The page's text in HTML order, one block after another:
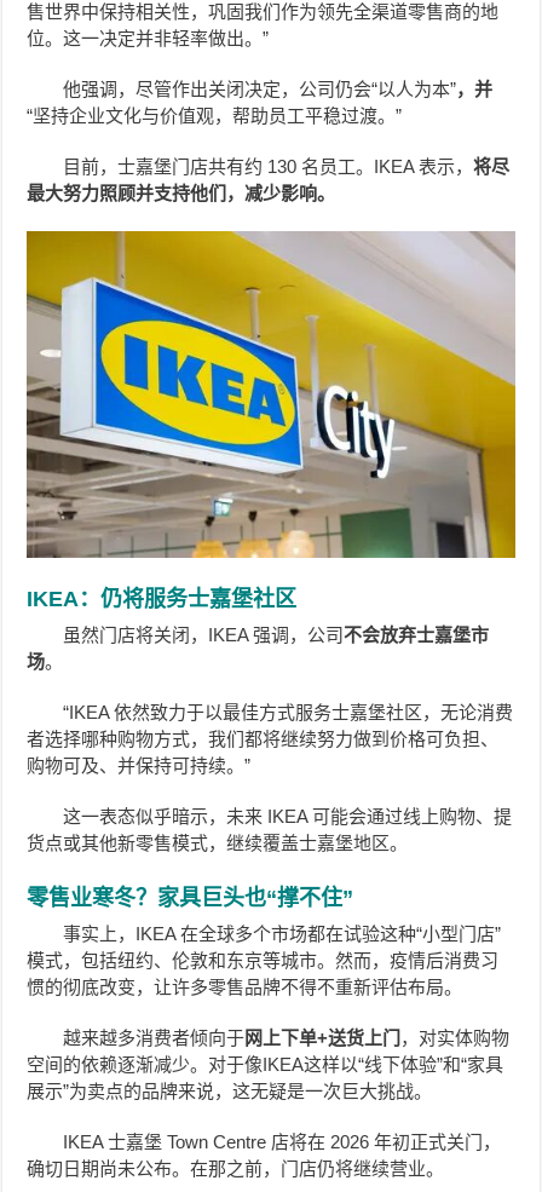
售世界中保持相关性，巩固我们作为领先全渠道零售商的地
位。这一决定并非轻率做出。”
他强调，尽管作出关闭决定，公司仍会“以人为本”，并
“坚持企业文化与价值观，帮助员工平稳过渡。”
目前，士嘉堡门店共有约 130 名员工。IKEA 表示，将尽
最大努力照顾并支持他们，减少影响。
IKEA：仍将服务士嘉堡社区
虽然门店将关闭，IKEA 强调，公司不会放弃士嘉堡市
场。
“IKEA 依然致力于以最佳方式服务士嘉堡社区，无论消费
者选择哪种购物方式，我们都将继续努力做到价格可负担、
购物可及、并保持可持续。”
这一表态似乎暗示，未来 IKEA 可能会通过线上购物、提
货点或其他新零售模式，继续覆盖士嘉堡地区。
零售业寒冬？家具巨头也“撑不住”
事实上，IKEA 在全球多个市场都在试验这种“小型门店”
模式，包括纽约、伦敦和东京等城市。然而，疫情后消费习
惯的彻底改变，让许多零售品牌不得不重新评估布局。
越来越多消费者倾向于网上下单+送货上门 ，对实体购物
空间的依赖逐渐减少。对于像IKEA这样以“线下体验”和“家具
展示”为卖点的品牌来说，这无疑是一次巨大挑战。
IKEA 士嘉堡 Town Centre 店将在 2026 年初正式关门，
确切日期尚未公布。在那之前，门店仍将继续营业。